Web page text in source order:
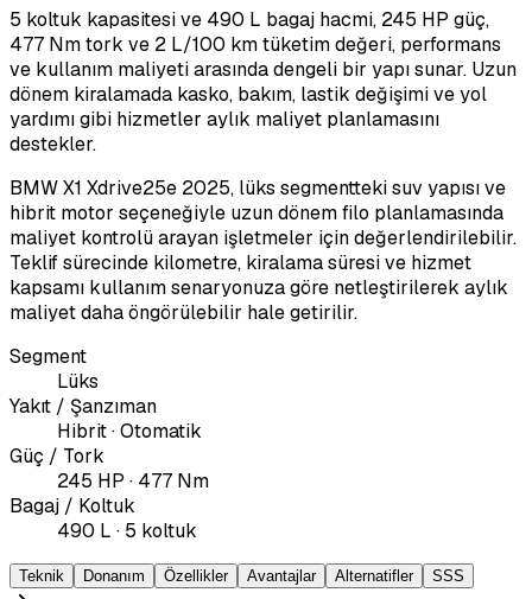
5 koltuk kapasitesi ve 490 L bagaj hacmi, 245 HP güç,
477 Nm tork ve 2 L/100 km tüketim değeri, performans
ve kullanım maliyeti arasında dengeli bir yapı sunar. Uzun
dönem kiralamada kasko, bakım, lastik değişimi ve yol
yardımı gibi hizmetler aylık maliyet planlamasını
destekler.
BMW X1 Xdrive25e 2025, lüks segmentteki suv yapısı ve
hibrit motor seçeneğiyle uzun dönem filo planlamasında
maliyet kontrolü arayan işletmeler için değerlendirilebilir.
Teklif sürecinde kilometre, kiralama süresi ve hizmet
kapsamı kullanım senaryonuza göre netleştirilerek aylık
maliyet daha öngörülebilir hale getirilir.
Segment
Lüks
Yakıt / Şanzıman
Hibrit · Otomatik
Güç / Tork
245 HP · 477 Nm
Bagaj / Koltuk
490 L · 5 koltuk
Teknik Donanım Özellikler Avantajlar Alternatifler SSS